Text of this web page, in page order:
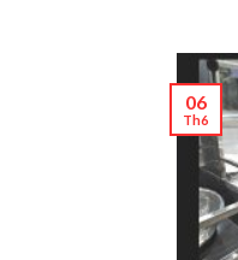
06
Th6